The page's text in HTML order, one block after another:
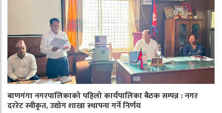
बाणगंगा नगरपालिकाको पहिलो कार्यपालिका बैठक सम्पन्न : नगर
दररेट स्वीकृत, उद्योग शाखा स्थापना गर्ने निर्णय